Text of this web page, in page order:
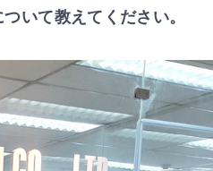
いて教えてください。